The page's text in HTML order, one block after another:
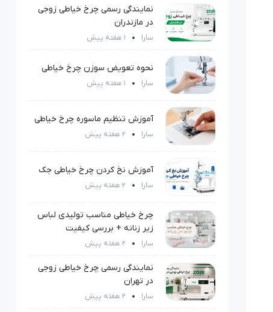
نمایندگی رسمی چرخ خیاطی زوجی
در مازندران
سارا 1 هفته پیش
نحوه تعویض سوزن چرخ خیاطی
سارا 1 هفته پیش
آموزش تنظیم ماسوره چرخ خیاطی
سارا 2 هفته پیش
آموزش نخ کردن چرخ خیاطی جک
سارا 2 هفته پیش
چرخ خیاطی مناسب تولیدی لباس
زیر زنانه + بررسی کیفیت
سارا 2 هفته پیش
نمایندگی رسمی چرخ خیاطی زوجی
در تهران
سارا 2 هفته پیش